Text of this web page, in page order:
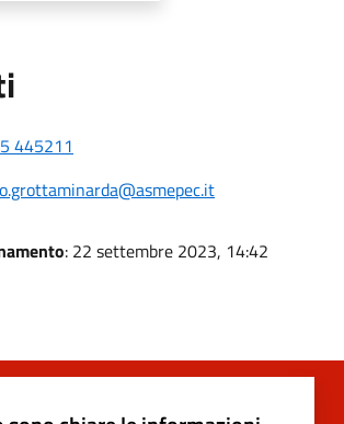
445211
: 22 settembre 2023, 14:42